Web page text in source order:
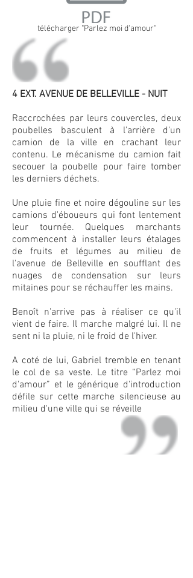
télécharger "Parlez moi d'amour"
4 EXT. AVENUE DE BELLEVILLE - NUIT
Raccrochées par leurs couvercles, deux
poubelles basculent à l'arrière d'un
camion de la ville en crachant leur
contenu. Le mécanisme du camion fait
secouer la poubelle pour faire tomber
les derniers déchets.
Une pluie fine et noire dégouline sur les
camions d'éboueurs qui font lentement
leur tournée. Quelques marchants
commencent à installer leurs étalages
de fruits et légumes au milieu de
l'avenue de Belleville en soufflant des
nuages de condensation sur leurs
mitaines pour se réchauffer les mains.
Benoît n'arrive pas à réaliser ce qu'il
vient de faire. Il marche malgré lui. Il ne
sent ni la pluie, ni le froid de l'hiver.
A coté de lui, Gabriel tremble en tenant
le col de sa veste. Le titre “Parlez moi
d'amour” et le générique d'introduction
défile sur cette marche silencieuse au
milieu d'une ville qui se réveille